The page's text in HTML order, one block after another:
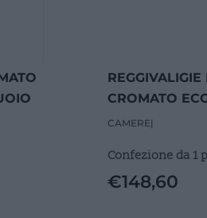
REGGIVALIGIE
CROMATO
NERA CM56X42
CAMERE|
Confezione da 1
€148,60